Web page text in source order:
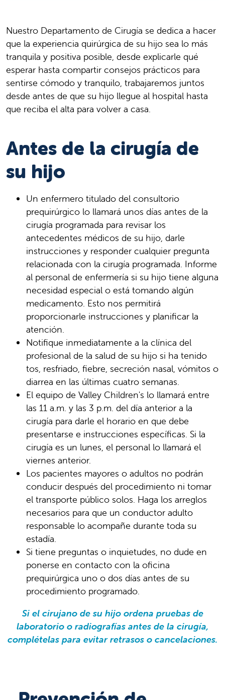
Nuestro Departamento de Cirugía se dedica a hacer
que la experiencia quirúrgica de su hijo sea lo más
tranquila y positiva posible, desde explicarle qué
esperar hasta compartir consejos prácticos para
sentirse cómodo y tranquilo, trabajaremos juntos
desde antes de que su hijo llegue al hospital hasta
que reciba el alta para volver a casa.
Antes de la cirugía de
su hijo
Un enfermero titulado del consultorio
prequirúrgico lo llamará unos días antes de la
cirugía programada para revisar los
antecedentes médicos de su hijo, darle
instrucciones y responder cualquier pregunta
relacionada con la cirugía programada. Informe
al personal de enfermería si su hijo tiene alguna
necesidad especial o está tomando algún
medicamento. Esto nos permitirá
proporcionarle instrucciones y planificar la
atención.
Notifique inmediatamente a la clínica del
profesional de la salud de su hijo si ha tenido
tos, resfriado, fiebre, secreción nasal, vómitos o
diarrea en las últimas cuatro semanas.
El equipo de Valley Children's lo llamará entre
las 11 a.m. y las 3 p.m. del día anterior a la
cirugía para darle el horario en que debe
presentarse e instrucciones específicas. Si la
cirugía es un lunes, el personal lo llamará el
viernes anterior.
Los pacientes mayores o adultos no podrán
conducir después del procedimiento ni tomar
el transporte público solos. Haga los arreglos
necesarios para que un conductor adulto
responsable lo acompañe durante toda su
estadía.
Si tiene preguntas o inquietudes, no dude en
ponerse en contacto con la oficina
prequirúrgica uno o dos días antes de su
procedimiento programado.
Si el cirujano de su hijo ordena pruebas de
laboratorio o radiografías antes de la cirugía,
complételas para evitar retrasos o cancelaciones.